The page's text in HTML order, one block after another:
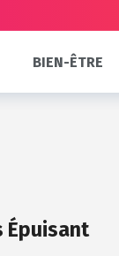
BIEN-ÊTRE
Épuisant